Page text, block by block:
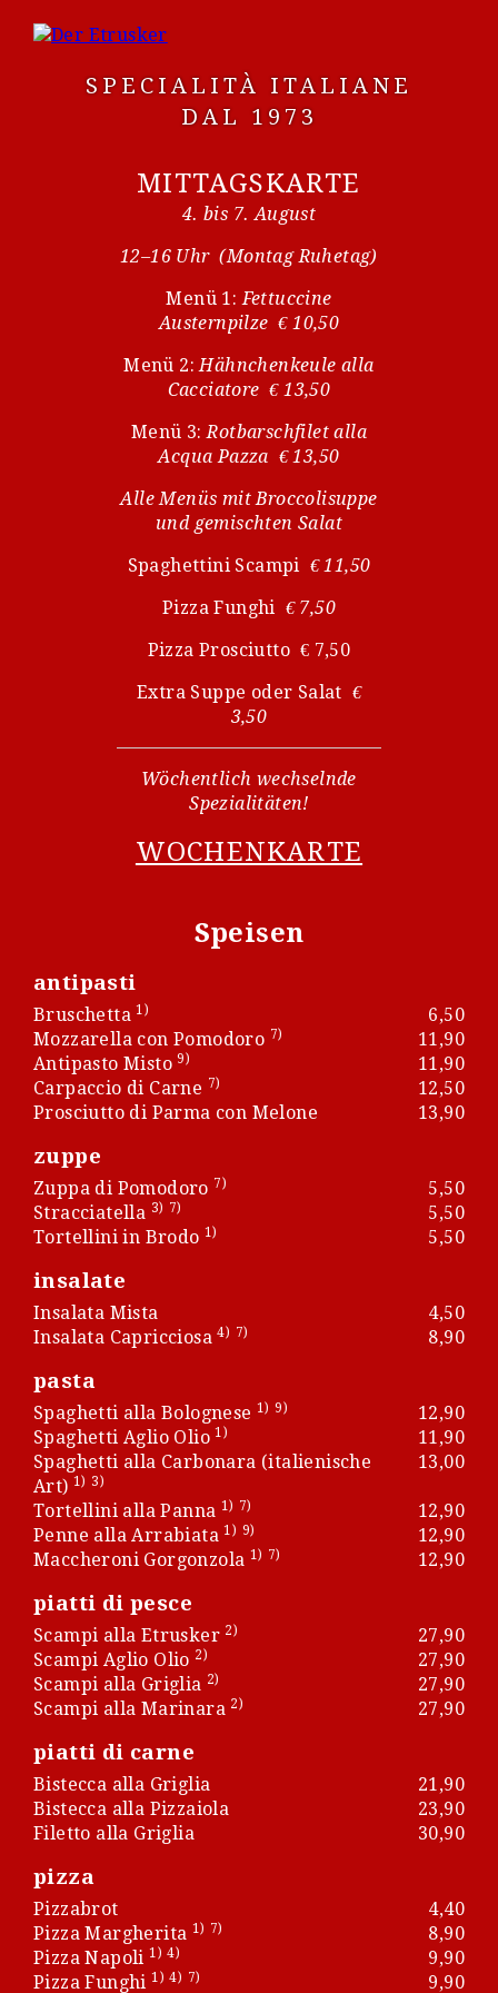
SPECIALITÀ ITALIANE
DAL 1973
MITTAGSKARTE
4. bis 7. August
12–16 Uhr (Montag Ruhetag)
Menü 1: Fettuccine
Austernpilze € 10,50
Menü 2: Hähnchenkeule alla
Cacciatore € 13,50
Menü 3: Rotbarschfilet alla
Acqua Pazza € 13,50
Alle Menüs mit Broccolisuppe
und gemischten Salat
Spaghettini Scampi € 11,50
Pizza Funghi € 7,50
Pizza Prosciutto € 7,50
Extra Suppe oder Salat €
3,50
Wöchentlich wechselnde
Spezialitäten!
WOCHENKARTE
Speisen
antipasti
Bruschetta 1)
6,50
Mozzarella con Pomodoro 7)
11,90
Antipasto Misto9)
11,90
Carpaccio di Carne 7)
12,50
Prosciutto di Parma con Melone
13,90
zuppe
Zuppa di Pomodoro 7)
5,50
Stracciatella 3) 7)
5,50
Tortellini in Brodo 1) 5,50
insalate
Insalata Mista
4,50
Insalata Capricciosa4) 7) 8,90
pasta
Spaghetti alla Bolognese 1) 9)
12,90
Spaghetti Aglio Olio 1)
11,90
Spaghetti alla Carbonara (italienische
Art) 1) 3)
13,00
Tortellini alla Panna 1) 7)
12,90
Penne alla Arrabiata 1) 9)
12,90
Maccheroni Gorgonzola 1) 7) 12,90
piatti di pesce
Scampi alla Etrusker 2)
27,90
Scampi Aglio Olio 2)
27,90
Scampi alla Griglia 2)
27,90
Scampi alla Marinara 2) 27,90
piatti di carne
Bistecca alla Griglia
21,90
Bistecca alla Pizzaiola
23,90
Filetto alla Griglia
30,90
pizza
Pizzabrot
4,40
Pizza Margherita 1) 7)
8,90
Pizza Napoli 1) 4)
9,90
Pizza Funghi 1) 4) 7) 9,90